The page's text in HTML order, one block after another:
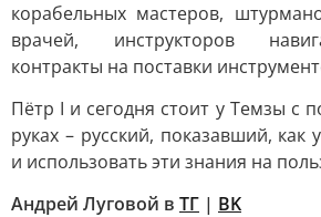
корабельных мастеров,
врачей, инструкторов
контракты на поставки
Пётр I и сегодня стоит у Темзы с
руках – русский, показавший, как
и использовать эти знания на
Андрей Луговой в ТГ | ВK